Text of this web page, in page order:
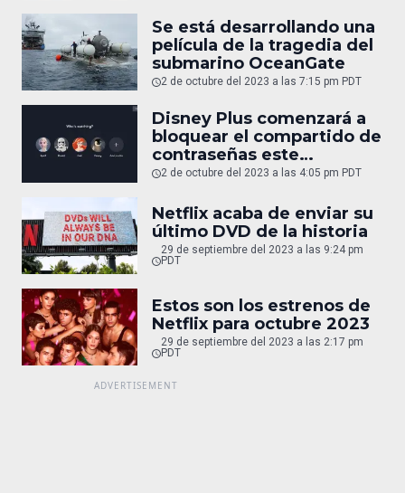
Se está desarrollando una
película de la tragedia del
submarino OceanGate
2 de octubre del 2023 a las 7:15 pm PDT
Disney Plus comenzará a
bloquear el compartido de
contraseñas este
noviembre
2 de octubre del 2023 a las 4:05 pm PDT
Netflix acaba de enviar su
último DVD de la historia
29 de septiembre del 2023 a las 9:24 pm
PDT
Estos son los estrenos de
Netflix para octubre 2023
29 de septiembre del 2023 a las 2:17 pm
PDT